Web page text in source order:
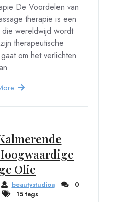
De Voordelen van
therapie is een
wereldwijd wordt
therapeutische
om het verlichten
Olie
beautystudioa
0
15 tags